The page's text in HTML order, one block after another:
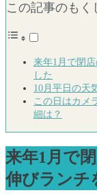
この記事のもく
来年1月で閉
した
10月平日の天
この日はカメ
細は？
来年1月で
伸びランチ